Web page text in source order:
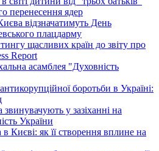
перенесення ядер
відзначатимуть День
плацдарму
щасливих країн до звіту про
Report
асамблея "Духовність
боротьби в Україні:
у зазіханні на
України
Києві: як її створення вплине на